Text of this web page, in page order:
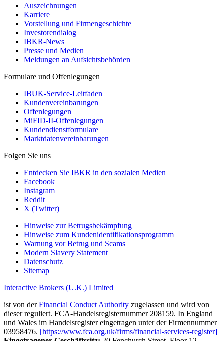
Auszeichnungen
Karriere
Vorstellung und Firmengeschichte
Investorendialog
IBKR-News
Presse und Medien
Meldungen an Aufsichtsbehörden
Formulare und Offenlegungen
IBUK-Service-Leitfaden
Kundenvereinbarungen
Offenlegungen
MiFID-II-Offenlegungen
Kundendienstformulare
Marktdatenvereinbarungen
Folgen Sie uns
Entdecken Sie IBKR in den sozialen Medien
Facebook
Instagram
Reddit
X (Twitter)
Hinweise zur Betrugsbekämpfung
Hinweise zum Kundenidentifikationsprogramm
Warnung vor Betrug und Scams
Modern Slavery Statement
Datenschutz
Sitemap
Interactive Brokers (U.K.) Limited
ist von derFinancial Conduct Authority zugelassen und wird von
dieser reguliert. FCA-Handelsregisternummer 208159. In England
und Wales im Handelsregister eingetragen unter der Firmennummer
03958476. [https://www.fca.org.uk/firms/financial-services-register]